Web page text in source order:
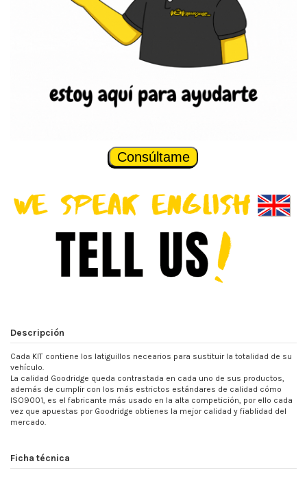
Consúltame
Descripción
Cada KIT contiene los latiguillos necearios para sustituir la totalidad de su
vehículo.
La calidad Goodridge queda contrastada en cada uno de sus productos,
además de cumplir con los más estrictos estándares de calidad cómo
ISO9001, es el fabricante más usado en la alta competición, por ello cada
vez que apuestas por Goodridge obtienes la mejor calidad y fiablidad del
mercado.
Ficha técnica